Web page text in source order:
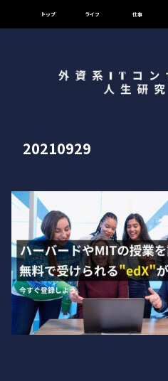
トップ ライフ 仕事
20210929